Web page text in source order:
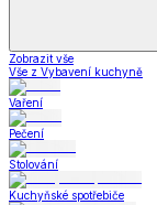
Zobrazit vše
Vše z Vybavení kuchyně
Vaření
Pečení
Stolování
Kuchyňské spotřebiče